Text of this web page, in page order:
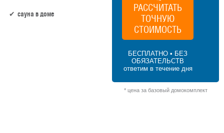
сауна в доме
РАССЧИТАТЬ
ТОЧНУЮ
СТОИМОСТЬ
БЕСПЛАТНО • БЕЗ
ОБЯЗАТЕЛЬСТВ
ответим в течение дня
* цена за базовый домокомплект